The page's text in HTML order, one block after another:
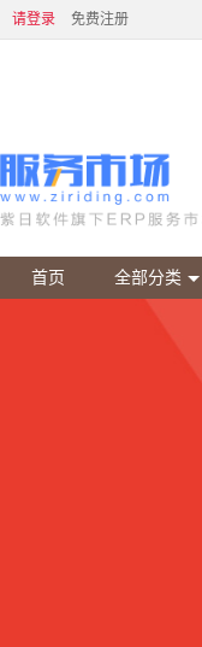
请登录 免费注册
首页 全部分类